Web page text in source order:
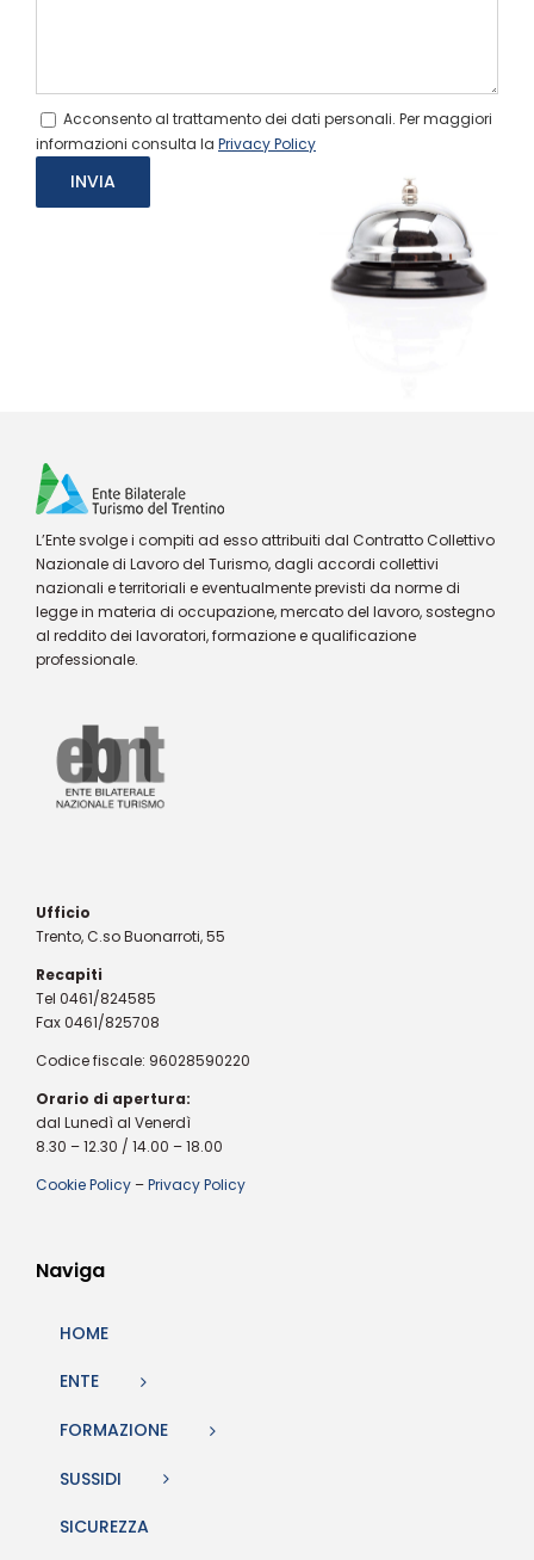
Acconsento al trattamento dei dati personali. Per maggiori
informazioni consulta la Privacy Policy
L’Ente svolge i compiti ad esso attribuiti dal Contratto Collettivo
Nazionale di Lavoro del Turismo, dagli accordi collettivi
nazionali e territoriali e eventualmente previsti da norme di
legge in materia di occupazione, mercato del lavoro, sostegno
al reddito dei lavoratori, formazione e qualificazione
professionale.
Ufficio
Trento, C.so Buonarroti, 55
Recapiti
Tel 0461/824585
Fax 0461/825708
Codice fiscale: 96028590220
Orario di apertura:
dal Lunedì al Venerdì
8.30 – 12.30 / 14.00 – 18.00
Cookie Policy –Privacy Policy
Naviga
HOME
ENTE
FORMAZIONE
SUSSIDI
SICUREZZA